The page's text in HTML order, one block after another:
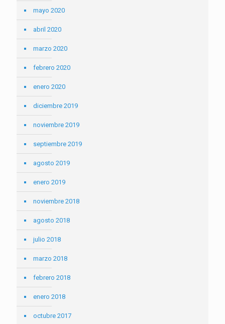
mayo 2020
abril 2020
marzo 2020
febrero 2020
enero 2020
diciembre 2019
noviembre 2019
septiembre 2019
agosto 2019
enero 2019
noviembre 2018
agosto 2018
julio 2018
marzo 2018
febrero 2018
enero 2018
octubre 2017